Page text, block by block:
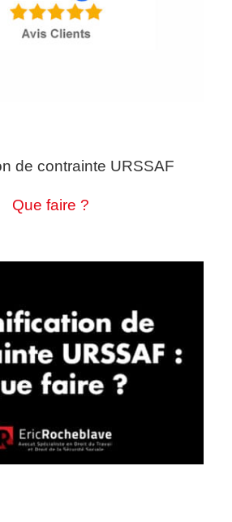
de contrainte URSSAF
Que faire ?